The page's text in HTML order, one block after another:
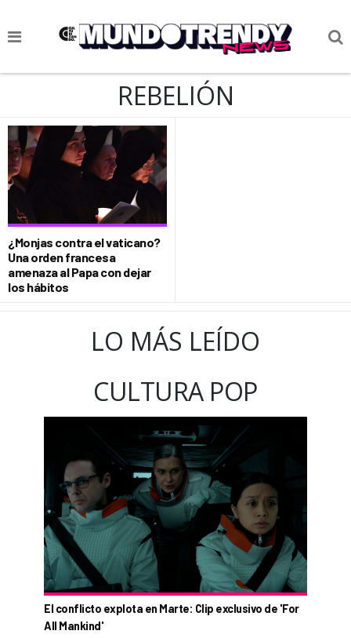
NOTICIAS
CIENCIA Y TECNOLOGÍA
VIDA
SOCIEDAD
CULTURIZANDO.COM
REBELIÓN
¿Monjas contra el vaticano?
Una orden francesa
amenaza al Papa con dejar
los hábitos
LO MÁS LEÍDO
CULTURA POP
El conflicto explota en Marte: Clip exclusivo de 'For
All Mankind'